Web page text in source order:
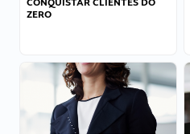
ZERO